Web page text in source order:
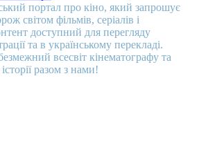
портал про кіно, який запрошує
світом фільмів, серіалів і
доступний для перегляду
та в українському перекладі.
всесвіт кінематографу та
разом з нами!